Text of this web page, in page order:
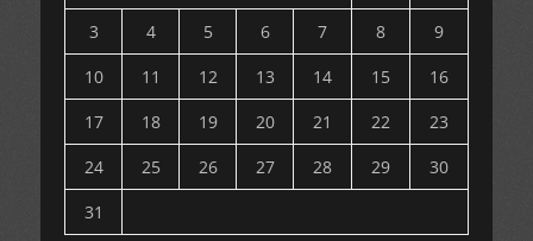
3
4 5 6 7 8
9
10
11 12 13 14 15
16
17
18 19 20 21 22
23
24
25 26 27 28 29
30
31